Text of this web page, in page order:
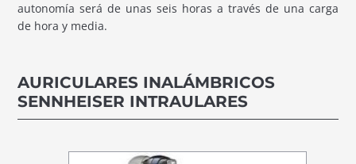
autonomía será de unas seis horas a través de una carga
de hora y media.
AURICULARES INALÁMBRICOS
SENNHEISER INTRAULARES